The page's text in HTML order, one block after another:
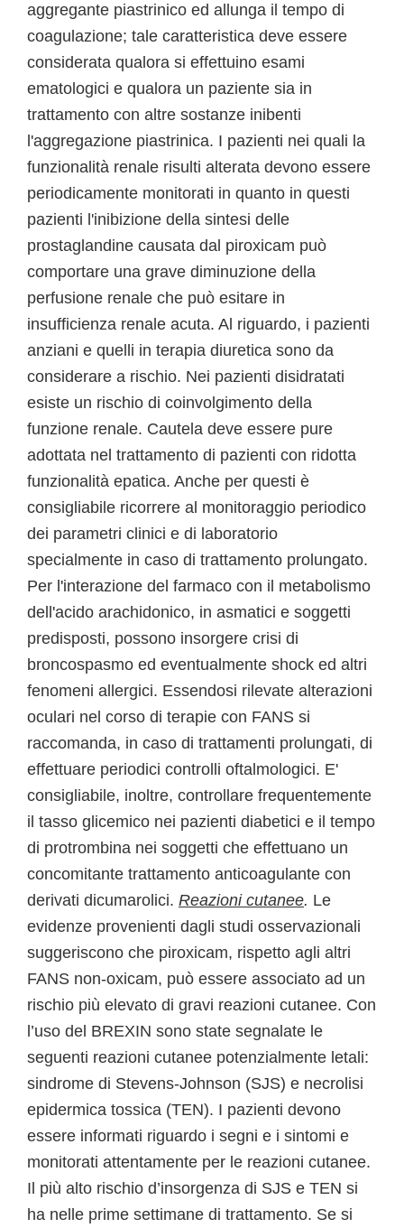
aggregante piastrinico ed allunga il tempo di
coagulazione; tale caratteristica deve essere
considerata qualora si effettuino esami
ematologici e qualora un paziente sia in
trattamento con altre sostanze inibenti
l'aggregazione piastrinica. I pazienti nei quali la
funzionalità renale risulti alterata devono essere
periodicamente monitorati in quanto in questi
pazienti l'inibizione della sintesi delle
prostaglandine causata dal piroxicam può
comportare una grave diminuzione della
perfusione renale che può esitare in
insufficienza renale acuta. Al riguardo, i pazienti
anziani e quelli in terapia diuretica sono da
considerare a rischio. Nei pazienti disidratati
esiste un rischio di coinvolgimento della
funzione renale. Cautela deve essere pure
adottata nel trattamento di pazienti con ridotta
funzionalità epatica. Anche per questi è
consigliabile ricorrere al monitoraggio periodico
dei parametri clinici e di laboratorio
specialmente in caso di trattamento prolungato.
Per l'interazione del farmaco con il metabolismo
dell'acido arachidonico, in asmatici e soggetti
predisposti, possono insorgere crisi di
broncospasmo ed eventualmente shock ed altri
fenomeni allergici. Essendosi rilevate alterazioni
oculari nel corso di terapie con FANS si
raccomanda, in caso di trattamenti prolungati, di
effettuare periodici controlli oftalmologici. E'
consigliabile, inoltre, controllare frequentemente
il tasso glicemico nei pazienti diabetici e il tempo
di protrombina nei soggetti che effettuano un
concomitante trattamento anticoagulante con
derivati dicumarolici. Reazioni cutanee. Le
evidenze provenienti dagli studi osservazionali
suggeriscono che piroxicam, rispetto agli altri
FANS non-oxicam, può essere associato ad un
rischio più elevato di gravi reazioni cutanee. Con
l’uso del BREXIN sono state segnalate le
seguenti reazioni cutanee potenzialmente letali:
sindrome di Stevens-Johnson (SJS) e necrolisi
epidermica tossica (TEN). I pazienti devono
essere informati riguardo i segni e i sintomi e
monitorati attentamente per le reazioni cutanee.
Il più alto rischio d’insorgenza di SJS e TEN si
ha nelle prime settimane di trattamento. Se si